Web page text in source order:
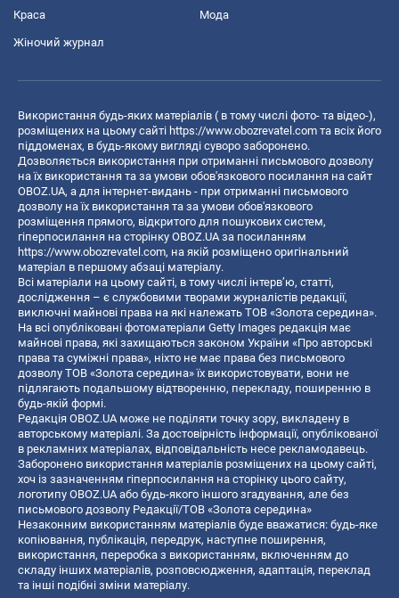
Краса Мода
Жіночий журнал
Використання будь-яких матеріалів ( в тому числі фото- та відео-),
розміщених на цьому сайті https://www.obozrevatel.com та всіх його
піддоменах, в будь-якому вигляді суворо заборонено.
Дозволяється використання при отриманні письмового дозволу
на їх використання та за умови обов'язкового посилання на сайт
OBOZ.UA, а для інтернет-видань - при отриманні письмового
дозволу на їх використання та за умови обов'язкового
розміщення прямого, відкритого для пошукових систем,
гіперпосилання на сторінку OBOZ.UA за посиланням
https://www.obozrevatel.com, на якій розміщено оригінальний
матеріал в першому абзаці матеріалу.
Всі матеріали на цьому сайті, в тому числі інтерв’ю, статті,
дослідження – є службовими творами журналістів редакції,
виключні майнові права на які належать ТОВ «Золота середина».
На всі опубліковані фотоматеріали Getty Images редакція має
майнові права, які захищаються законом України «Про авторські
права та суміжні права», ніхто не має права без письмового
дозволу ТОВ «Золота середина» їх використовувати, вони не
підлягають подальшому відтворенню, перекладу, поширенню в
будь-якій формі.
Редакція OBOZ.UA може не поділяти точку зору, викладену в
авторському матеріалі. За достовірність інформації, опублікованої
в рекламних матеріалах, відповідальність несе рекламодавець.
Заборонено використання матеріалів розміщених на цьому сайті,
хоч із зазначенням гіперпосилання на сторінку цього сайту,
логотипу OBOZ.UA або будь-якого іншого згадування, але без
письмового дозволу Редакції/ТОВ «Золота середина»
Незаконним використанням матеріалів буде вважатися: будь-яке
копiювання, публiкацiя, передрук, наступне поширення,
використання, переробка з використанням, включенням до
складу інших матеріалів, розповсюдження, адаптація, переклад
та інші подібні зміни матеріалу.